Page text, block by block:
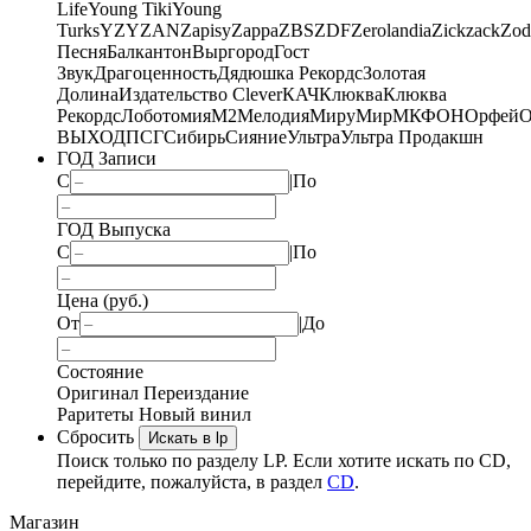
LifeYoung TikiYoung
TurksYZYZANZapisyZappaZBSZDFZerolandiaZickzack
ПесняБалкантонВыргородГост
ЗвукДрагоценностьДядюшка РекордсЗолотая
ДолинаИздательство CleverКАЧКлюкваКлюква
РекордсЛоботомияМ2МелодияМируМирМКФОНОрфей
ВЫХОДПСГСибирьСияниеУльтраУльтра Продакшн
ГОД Записи
С
|По
ГОД Выпуска
С
|По
Цена (руб.)
От
|До
Состояние
Оригинал Переиздание
Раритеты Новый винил
Сбросить
Искать в lp
Поиск только по разделу LP. Если хотите искать по CD,
перейдите, пожалуйста, в раздел CD.
Магазин